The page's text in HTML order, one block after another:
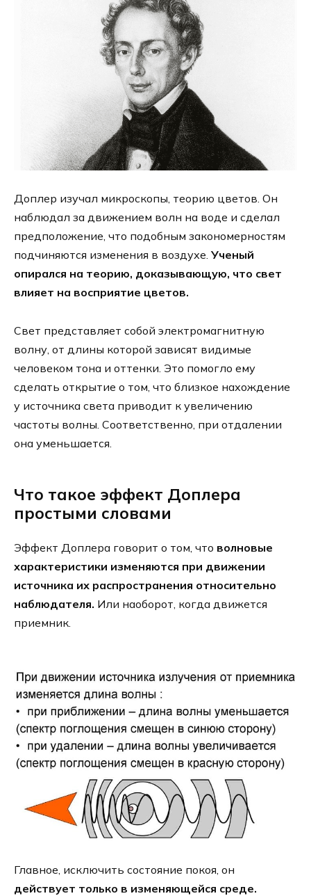
Доплер изучал микроскопы, теорию цветов. Он
наблюдал за движением волн на воде и сделал
предположение, что подобным закономерностям
подчиняются изменения в воздухе. Ученый
опирался на теорию, доказывающую, что свет
влияет на восприятие цветов.
Свет представляет собой электромагнитную
волну, от длины которой зависят видимые
человеком тона и оттенки. Это помогло ему
сделать открытие о том, что близкое нахождение
у источника света приводит к увеличению
частоты волны. Соответственно, при отдалении
она уменьшается.
Что такое эффект Доплера
простыми словами
Эффект Доплера говорит о том, что волновые
характеристики изменяются при движении
источника их распространения относительно
наблюдателя. Или наоборот, когда движется
приемник.
Главное, исключить состояние покоя, он
действует только в изменяющейся среде.